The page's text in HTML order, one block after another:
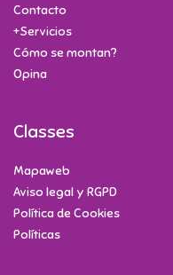
Contacto
+Servicios
Cómo se montan?
Opina
Classes
Mapaweb
Aviso legal y RGPD
Política de Cookies
Políticas